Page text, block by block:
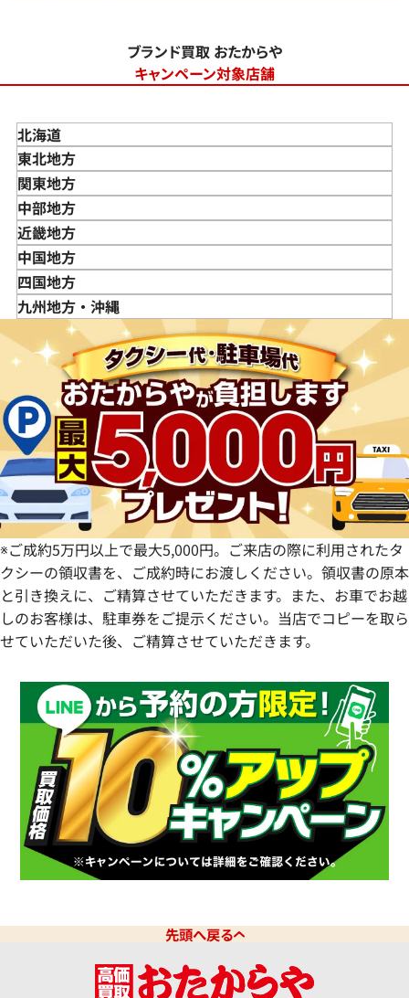
ブランド買取 おたからや
キャンペーン対象店舗
北海道
東北地方
青森県
岩手県
宮城県
秋田県
山形県
福島県
関東地方
東京都
神奈川県
埼玉県
千葉県
茨城県
栃木県
群馬県
中部地方
新潟県
富山県
石川県
山梨県
長野県
岐阜県
静岡県
愛知県
近畿地方
三重県
滋賀県
京都府
兵庫県
奈良県
和歌山県
中国地方
鳥取県
島根県
広島県
山口県
四国地方
徳島県
愛媛県
九州地方・沖縄
佐賀県
長崎県
熊本県
大分県
宮崎県
鹿児島県
※ご成約5万円以上で最大5,000円。ご来店の際に利用されたタ
クシーの領収書を、ご成約時にお渡しください。領収書の原本
と引き換えに、ご精算させていただきます。また、お車でお越
しのお客様は、駐車券をご提示ください。当店でコピーを取ら
せていただいた後、ご精算させていただきます。
先頭へ戻る